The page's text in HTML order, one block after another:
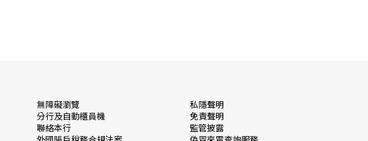
無障礙瀏覽
分行及自動櫃員機
聯絡本行
私隱聲明
免責聲明
監管披露